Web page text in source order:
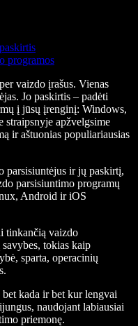
programos
vaizdo įrašus. Vienas
. Jo paskirtis – padėti
į jūsų įrenginį: Windows,
apžvelgsime
ir aštuonias populiariausias
parsisiuntėjus ir jų paskirtį,
parsisiuntimo programų
Android ir iOS
tinkančią vaizdo
tokias kaip
sparta, operacinių
kada ir bet kur lengvai
naudojant labiausiai
priemonę.